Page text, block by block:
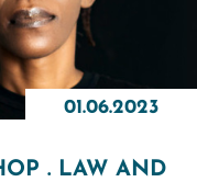
01.06.2023
. LAW AND